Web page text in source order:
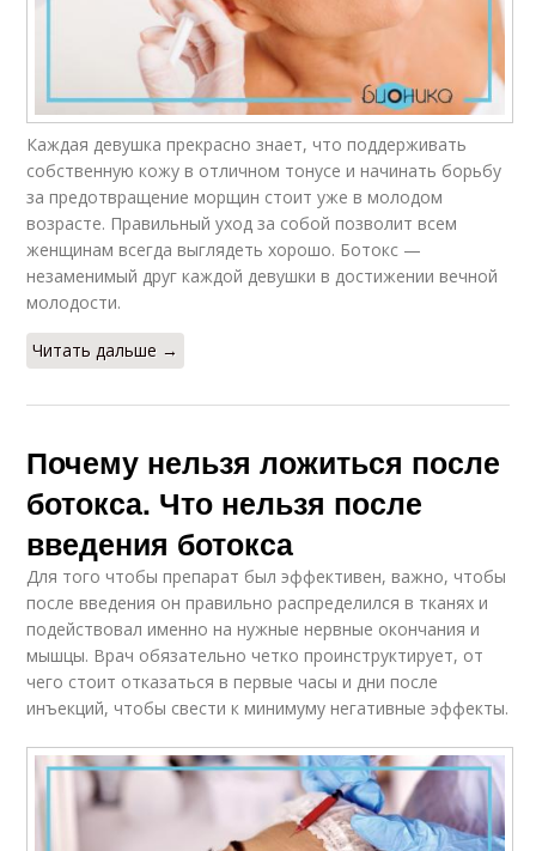
Каждая девушка прекрасно знает, что поддерживать
собственную кожу в отличном тонусе и начинать борьбу
за предотвращение морщин стоит уже в молодом
возрасте. Правильный уход за собой позволит всем
женщинам всегда выглядеть хорошо. Ботокс —
незаменимый друг каждой девушки в достижении вечной
молодости.
Читать дальше →
Почему нельзя ложиться после
ботокса. Что нельзя после
введения ботокса
Для того чтобы препарат был эффективен, важно, чтобы
после введения он правильно распределился в тканях и
подействовал именно на нужные нервные окончания и
мышцы. Врач обязательно четко проинструктирует, от
чего стоит отказаться в первые часы и дни после
инъекций, чтобы свести к минимуму негативные эффекты.